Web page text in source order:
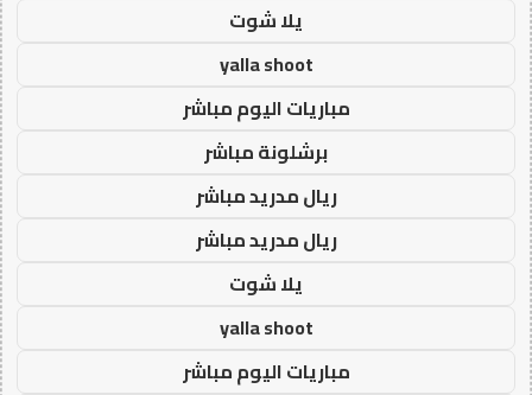
يلا شوت
yalla shoot
مباريات اليوم مباشر
برشلونة مباشر
ريال مدريد مباشر
ريال مدريد مباشر
يلا شوت
yalla shoot
مباريات اليوم مباشر